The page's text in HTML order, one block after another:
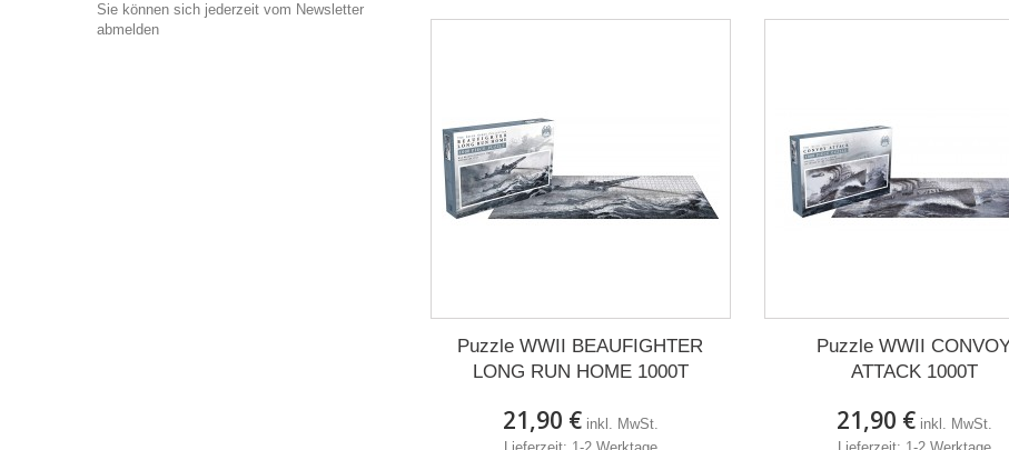
Sie können sich jederzeit vom Newsletter
abmelden
Puzzle WWII BEAUFIGHTER
LONG RUN HOME 1000T
21,90 € inkl. MwSt.
Puzzle WWII
ATTACK 1000T
21,90 € inkl. MwSt.